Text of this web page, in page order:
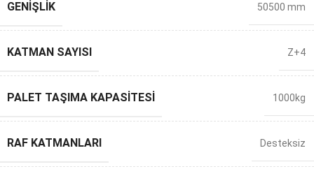
GENIŞLIK 50500 mm
KATMAN SAYISI Z+4
PALET TAŞIMA KAPASITESI 1000kg
RAF KATMANLARI Desteksiz